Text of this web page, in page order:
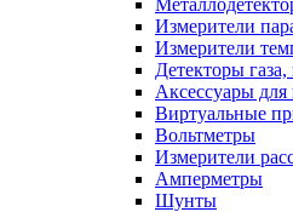
Измерители
Измерители
Детекторы газа,
Аксессуары
Виртуальные
Вольтметры
Измерители
Амперметры
Шунты